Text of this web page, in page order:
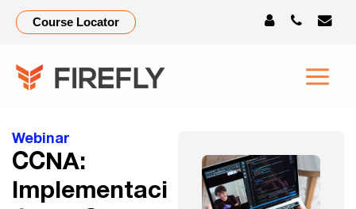
Implementación
OSPF
Redes
Empresariales
Course Locator
Webinar
CCNA:
Implementaci